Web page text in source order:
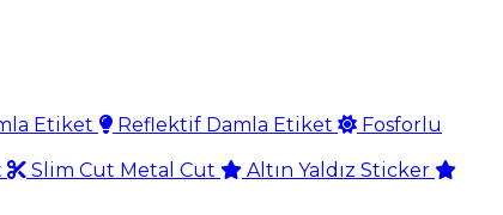
Etiket Reflektif Damla Etiket
Fosforlu
Slim Cut Metal Cut
Altın Yaldız Sticker